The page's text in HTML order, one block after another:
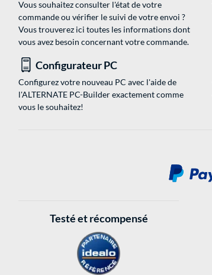
Vous souhaitez consulter l'état de votre
commande ou vérifier le suivi de votre envoi ?
Vous trouverez ici toutes les informations dont
vous avez besoin concernant votre commande.
Configurateur PC
Configurez votre nouveau PC avec l'aide de
l'ALTERNATE PC-Builder exactement comme
vous le souhaitez!
Testé et récompensé